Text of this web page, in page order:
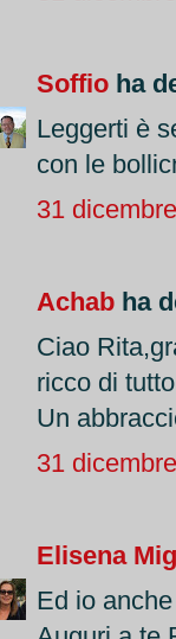
Soffio ha
Leggerti è
con le
31
Achab ha
Ciao
ricco di
Un
31
Elisena
Ed io